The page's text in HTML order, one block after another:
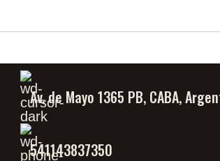
Av. de Mayo 1365 PB, CABA,
541143837350